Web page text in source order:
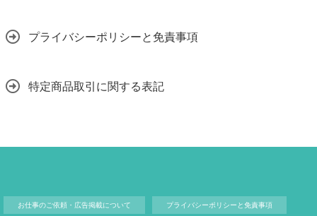
プライバシーポリシーと免責事項
特定商品取引に関する表記
お仕事のご依頼・広告掲載について プライバシーポリシーと免責事項